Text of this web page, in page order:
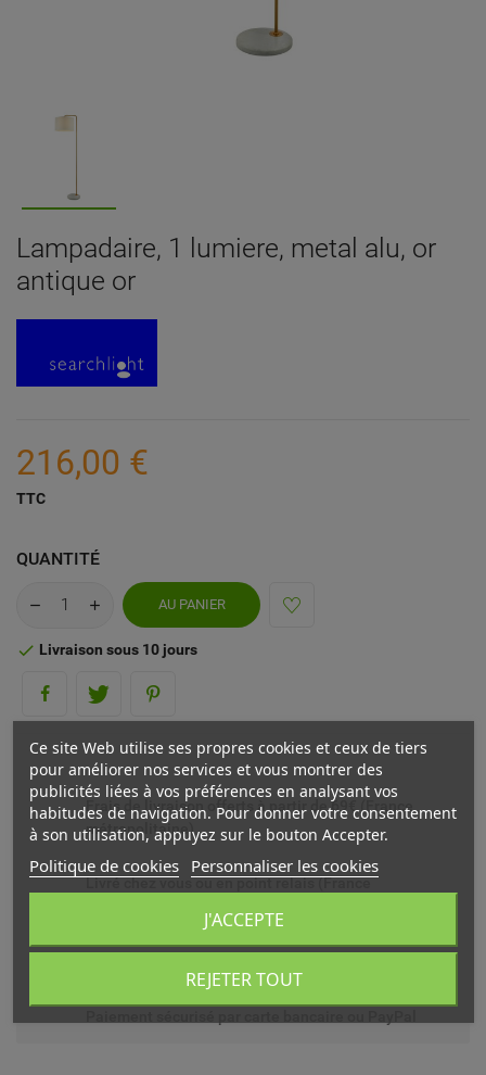
Lampadaire, 1 lumiere, metal alu, or
antique or
216,00 €
TTC
QUANTITÉ
AU PANIER
 Livraison sous 10 jours
Frais de livraison offerts à partir de 69€ (France
métropolitaine)
Livré chez vous ou en point relais (France
Ce site Web utilise ses propres cookies et ceux de tiers
pour améliorer nos services et vous montrer des
publicités liées à vos préférences en analysant vos
habitudes de navigation. Pour donner votre consentement
à son utilisation, appuyez sur le bouton Accepter.
Politique de cookies Personnaliser les cookies
REJETER TOUT
J'ACCEPTE